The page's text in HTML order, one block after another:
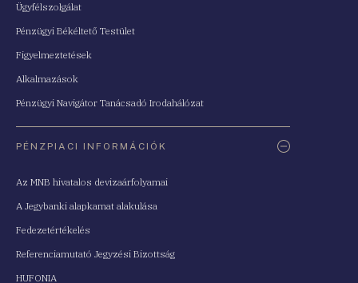
Ügyfélszolgálat
Pénzügyi Békéltető Testület
Figyelmeztetések
Alkalmazások
Pénzügyi Navigátor Tanácsadó Irodahálózat
PÉNZPIACI INFORMÁCIÓK
Az MNB hivatalos devizaárfolyamai
A Jegybanki alapkamat alakulása
Fedezetértékelés
Referenciamutató Jegyzési Bizottság
HUFONIA